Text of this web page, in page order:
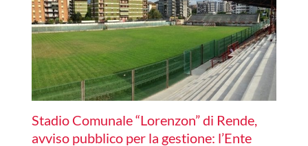
Stadio Comunale “Lorenzon” di Rende,
avviso pubblico per la gestione: l’Ente